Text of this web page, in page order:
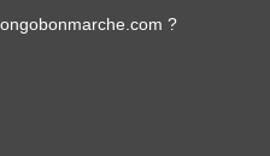
?